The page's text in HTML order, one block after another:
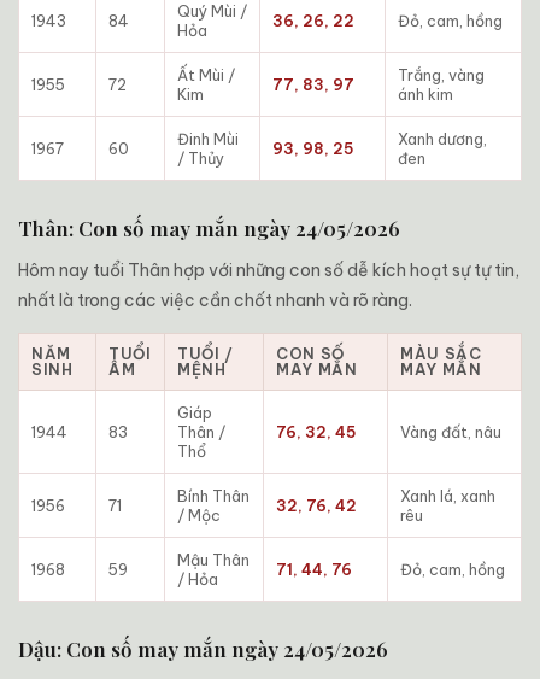
1943 84
Quý Mùi /
Hỏa
36, 26, 22 Đỏ, cam, hồng
1955 72
Ất Mùi /
Kim
77, 83, 97
Trắng, vàng
ánh kim
1967 60
Đinh Mùi
/ Thủy
93, 98, 25
Xanh dương,
đen
Thân: Con số may mắn ngày 24/05/2026
Hôm nay tuổi Thân hợp với những con số dễ kích hoạt sự tự tin,
nhất là trong các việc cần chốt nhanh và rõ ràng.
NĂM
SINH
TUỔI
ÂM
TUỔI /
MỆNH
CON SỐ
MAY MẮN
MÀU SẮC
MAY MẮN
1944 83
Giáp
Thân /
Thổ
76, 32, 45 Vàng đất, nâu
1956 71
Bính Thân
/ Mộc
32, 76, 42
Xanh lá, xanh
rêu
1968 59
Mậu Thân
/ Hỏa
71, 44, 76 Đỏ, cam, hồng
Dậu: Con số may mắn ngày 24/05/2026